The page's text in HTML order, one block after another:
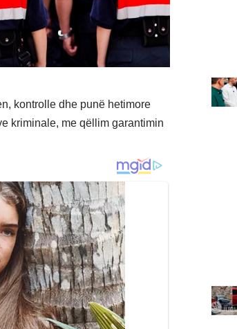
kontrolle dhe punë hetimore
kriminale, me qëllim garantimin